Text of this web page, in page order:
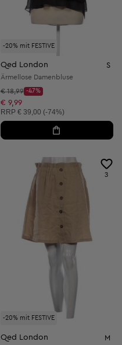
-20% mit FESTIVE
Qed London S
Ärmellose Damenbluse
Startpreis:
€ 18,99
Discount Price:
-47%
Reduzierter Preis:
€ 9,99
Unverbindliche Preisempfehlung:
RRP € 39,00 (-74%)
-20% mit FESTIVE
3
Qed London M